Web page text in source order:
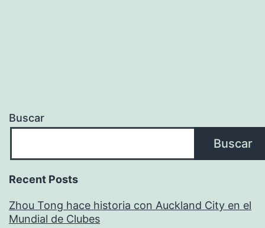
Buscar
Buscar
Recent Posts
Zhou Tong hace historia con Auckland City en el
Mundial de Clubes